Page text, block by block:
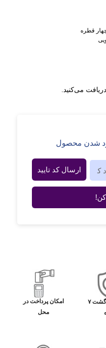
دریافت می‌کنید.
شدن محصول
ارسال کد تایید
ضمانت بازگشت ۷
امکان پرداخت در
محل